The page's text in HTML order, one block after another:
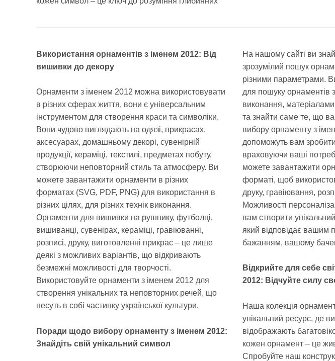
Використання орнаментів з іменем 2012: Від
вишивки до декору
Орнаменти з іменем 2012 можна використовувати
в різних сферах життя, вони є універсальним
інструментом для створення краси та символіки.
Вони чудово виглядають на одязі, прикрасах,
аксесуарах, домашньому декорі, сувенірній
продукції, кераміці, текстилі, предметах побуту,
створюючи неповторний стиль та атмосферу. Ви
можете завантажити орнаменти в різних
форматах (SVG, PDF, PNG) для використання в
різних цілях, для різних технік виконання.
Орнаменти для вишивки на рушнику, футболці,
вишиванці, сувенірах, кераміці, гравіюванні,
розписі, друку, виготовленні прикрас – це лише
деякі з можливих варіантів, що відкривають
безмежні можливості для творчості.
Використовуйте орнаменти з іменем 2012 для
створення унікальних та неповторних речей, що
несуть в собі частинку української культури.
Поради щодо вибору орнаменту з іменем 2012:
Знайдіть свій унікальний символ
На нашому сайті ви
зрозумілий пошук
різними параметрами.
для пошуку орнаментів
виконання,
та знайти саме те, що
вибору орнаменту з
допоможуть вам
враховуючи ваші
можете завантажити
форматі, щоб
друку, гравіювання,
Можливості
вам створити
який відповідає вашим
бажанням, вашому
Відкрийте для себе
2012: Відчуйте силу
Наша колекція
унікальний ресурс, де
відображають
кожен орнамент – це
Спробуйте наш